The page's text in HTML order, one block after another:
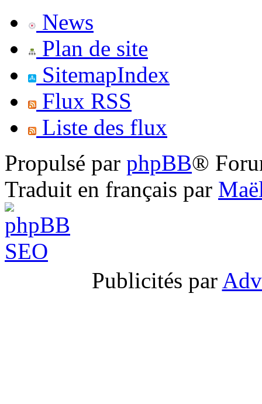
News
Plan de site
SitemapIndex
Flux RSS
Liste des flux
Propulsé par phpBB®
Traduit en français par
Publicités par